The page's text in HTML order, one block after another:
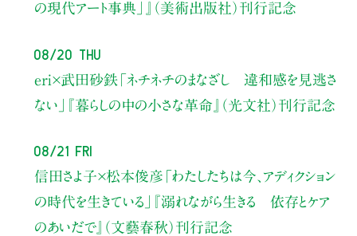
の現代アート事典」』（美術出版社）刊行記念
08/20 Thu
eri×武田砂鉄「ネチネチのまなざし 違和感を見逃さ
ない」
『暮らしの中の小さな革命』（光文社）刊行記念
08/21 Fri
信田さよ子×松本俊彦 「わたしたちは今、アディクション
の時代を生きている」
『溺れながら生きる 依存とケア
のあいだで』（文藝春秋）刊行記念